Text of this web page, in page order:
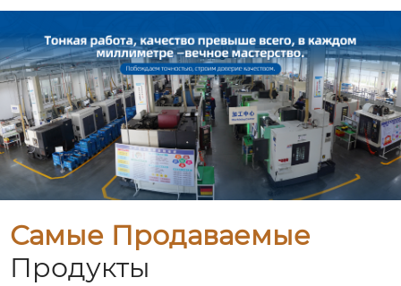
Самые Продаваемые
Продукты